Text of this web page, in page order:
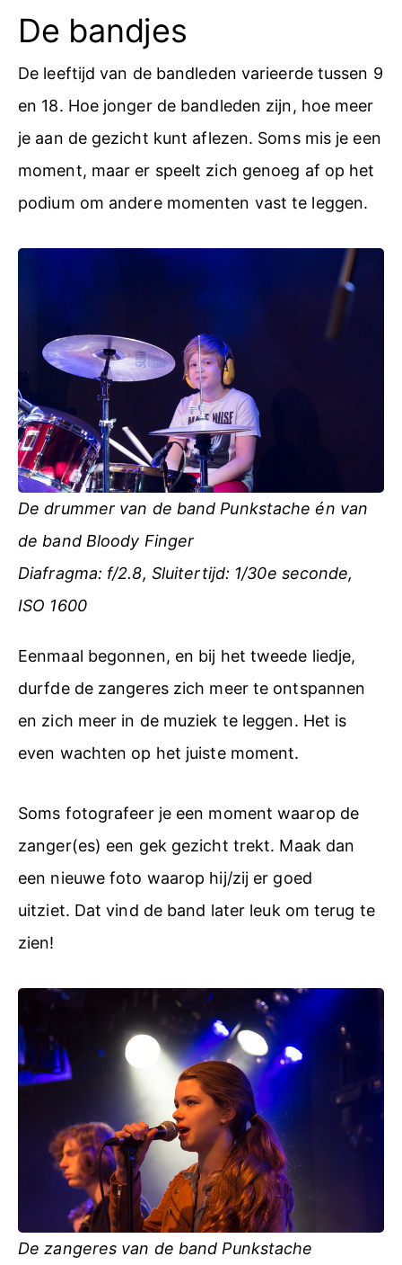
De bandjes
De leeftijd van de bandleden varieerde tussen 9
en 18. Hoe jonger de bandleden zijn, hoe meer
je aan de gezicht kunt aflezen. Soms mis je een
moment, maar er speelt zich genoeg af op het
podium om andere momenten vast te leggen.
De drummer van de band Punkstache én van
de band Bloody Finger
Diafragma: f/2.8, Sluitertijd: 1/30e seconde,
ISO 1600
Eenmaal begonnen, en bij het tweede liedje,
durfde de zangeres zich meer te ontspannen
en zich meer in de muziek te leggen. Het is
even wachten op het juiste moment.
Soms fotografeer je een moment waarop de
zanger(es) een gek gezicht trekt. Maak dan
een nieuwe foto waarop hij/zij er goed
uitziet. Dat vind de band later leuk om terug te
zien!
De zangeres van de band Punkstache